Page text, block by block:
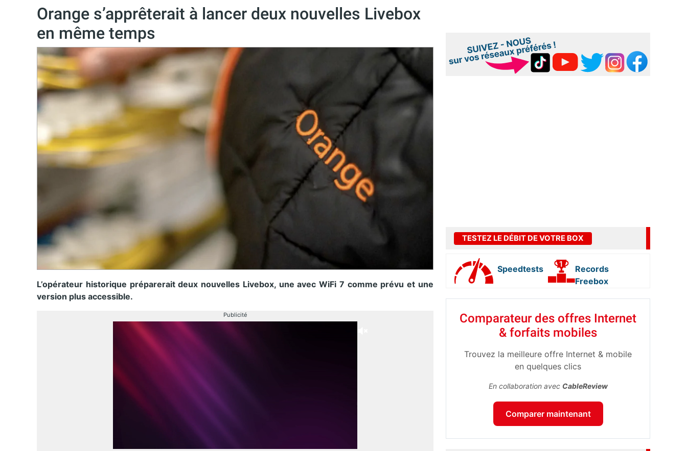
Orange s’apprêterait à lancer deux nouvelles Livebox
en même temps
L’opérateur historique préparerait deux nouvelles Livebox, une avec WiFi 7 comme prévu et une
version plus accessible.
Publicité
TESTEZ LE DÉBIT DE VOTRE BOX
Speedtests
Records
Freebox
Comparateur des offres Internet
& forfaits mobiles
Trouvez la meilleure offre Internet & mobile
en quelques clics
En collaboration avec CableReview
Comparer maintenant